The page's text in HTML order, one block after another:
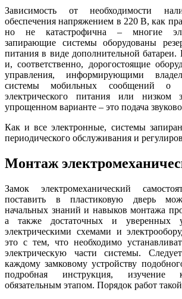
Зависимость от необходимости
обеспечения напряжением в 220 В, как
но не катастрофична – многие
запирающие системы оборудованы
питания в виде дополнительной
и, соответственно, дорогостоящие
управления, информирующими
системы мобильных сообщений о
электрического питания или низком
упрощенном варианте – это подача
Как и все электронные, системы
периодического обслуживания и
Монтаж
Замок электромеханический
поставить в пластиковую дверь
начальных знаний и навыков монтажа
а также достаточных и уверенных
электрическими схемами и
это с тем, что необходимо
электрическую части системы.
каждому замковому устройству
подробная инструкция, изучение
обязательным этапом. Порядок работ